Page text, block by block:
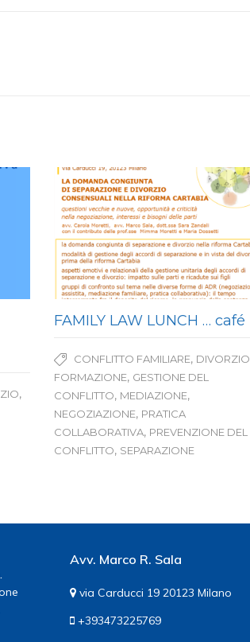
,
FAMILY LAW LUNCH … café
CONFLITTO FAMILIARE, DIVORZIO
FORMAZIONE, GESTIONE DEL
CONFLITTO, MEDIAZIONE,
NEGOZIAZIONE, PRATICA
COLLABORATIVA, PREVENZIONE DEL
CONFLITTO, SEPARAZIONE
Avv. Marco R. Sala
via Carducci 19 20123 Milano
+393473225769